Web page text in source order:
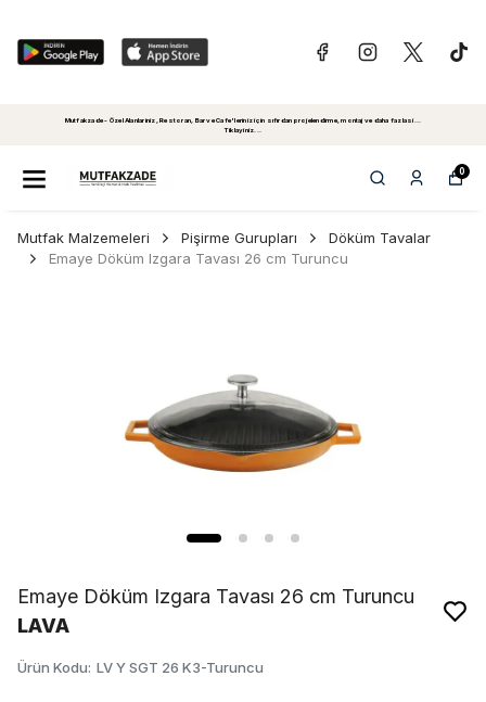
Mutfakzade - Özel Alanlariniz, Restoran, Bar ve Cafe'leriniz için sıfırdan projelendirme, montaj ve daha fazlasi...
Tiklayiniz...
0
Mutfak Malzemeleri Pişirme Gurupları
Döküm Tavalar
Emaye Döküm Izgara Tavası 26 cm Turuncu
Emaye Döküm Izgara Tavası 26 cm Turuncu
LAVA
Ürün Kodu: LV Y SGT 26 K3-Turuncu